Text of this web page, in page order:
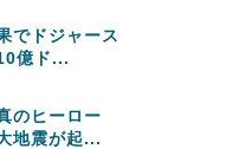
でドジャース
億ド...
のヒーロー
地震が起...